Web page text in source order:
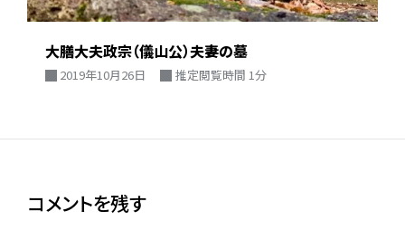
大膳大夫政宗（儀山公）夫妻の墓
2019年10月26日 推定閲覧時間 1分
コメントを残す